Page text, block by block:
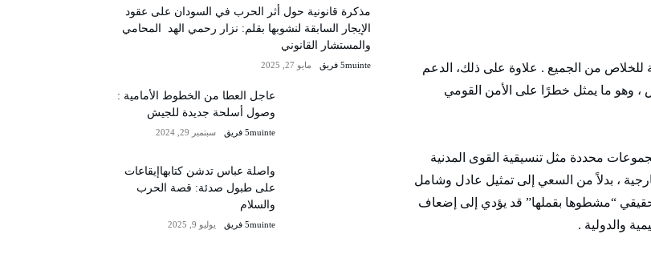
للخلاص من الجميع . علاوة على ذلك، الدعم
، وهو ما يمثل خطرًا على الأمن القومي
محددة مثل تنسيقية القوى المدنية
، بدلاً من السعي إلى تمثيل عادل وشامل
“مشطوها بقملها” قد يؤدي إلى إضعاف
والدولية .
مذكرة قانونية حول أثر الحرب في السودان على عقود
الإيجار السابقة لنشوبها بقلم: نزار رحمي الهد المحامي
والمستشار القانوني
5muinte فريق مايو 27, 2025
عاجل العطا من الخطوط الأمامية :
وصول أسلحة جديدة للجيش
5muinte فريق سبتمبر 29, 2024
واصلة عباس تدشن كتابهاإيقاعات
على طبول صدئة: قصة الحرب
والسلام
5muinte فريق يوليو 9, 2025